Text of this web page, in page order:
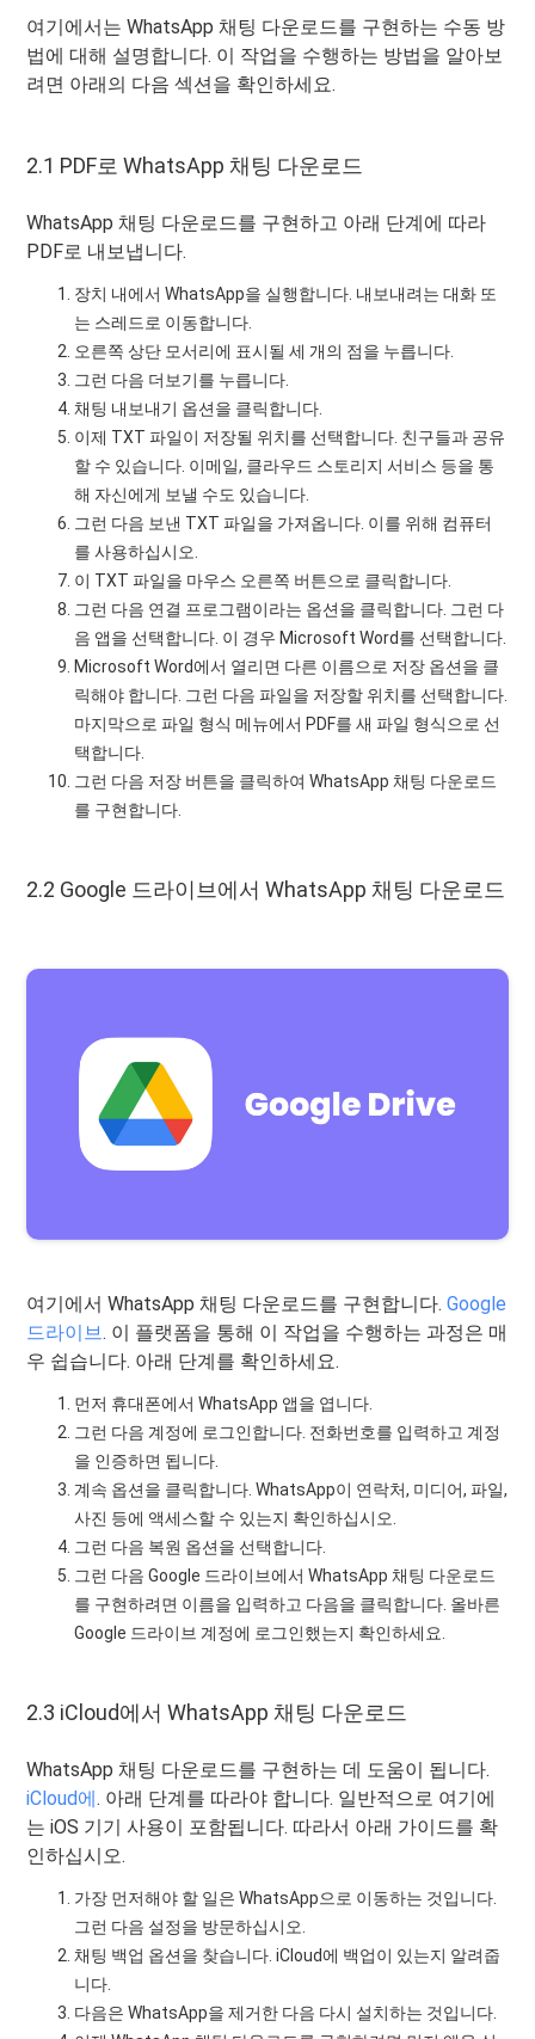
여기에서는 WhatsApp 채팅 다운로드를 구현하는 수동 방
법에 대해 설명합니다. 이 작업을 수행하는 방법을 알아보
려면 아래의 다음 섹션을 확인하세요.
2.1 PDF로 WhatsApp 채팅 다운로드
WhatsApp 채팅 다운로드를 구현하고 아래 단계에 따라
PDF로 내보냅니다.
장치 내에서 WhatsApp을 실행합니다. 내보내려는 대화 또
는 스레드로 이동합니다.
오른쪽 상단 모서리에 표시될 세 개의 점을 누릅니다.
그런 다음 더보기를 누릅니다.
채팅 내보내기 옵션을 클릭합니다.
이제 TXT 파일이 저장될 위치를 선택합니다. 친구들과 공유
할 수 있습니다. 이메일, 클라우드 스토리지 서비스 등을 통
해 자신에게 보낼 수도 있습니다.
그런 다음 보낸 TXT 파일을 가져옵니다. 이를 위해 컴퓨터
를 사용하십시오.
이 TXT 파일을 마우스 오른쪽 버튼으로 클릭합니다.
그런 다음 연결 프로그램이라는 옵션을 클릭합니다. 그런 다
음 앱을 선택합니다. 이 경우 Microsoft Word를 선택합니다.
Microsoft Word에서 열리면 다른 이름으로 저장 옵션을 클
릭해야 합니다. 그런 다음 파일을 저장할 위치를 선택합니다.
마지막으로 파일 형식 메뉴에서 PDF를 새 파일 형식으로 선
택합니다.
그런 다음 저장 버튼을 클릭하여 WhatsApp 채팅 다운로드
를 구현합니다.
2.2 Google 드라이브에서 WhatsApp 채팅 다운로드
여기에서 WhatsApp 채팅 다운로드를 구현합니다.Google
드라이브. 이 플랫폼을 통해 이 작업을 수행하는 과정은 매
우 쉽습니다. 아래 단계를 확인하세요.
먼저 휴대폰에서 WhatsApp 앱을 엽니다.
그런 다음 계정에 로그인합니다. 전화번호를 입력하고 계정
을 인증하면 됩니다.
계속 옵션을 클릭합니다. WhatsApp이 연락처, 미디어, 파일,
사진 등에 액세스할 수 있는지 확인하십시오.
그런 다음 복원 옵션을 선택합니다.
그런 다음 Google 드라이브에서 WhatsApp 채팅 다운로드
를 구현하려면 이름을 입력하고 다음을 클릭합니다. 올바른
Google 드라이브 계정에 로그인했는지 확인하세요.
2.3 iCloud에서 WhatsApp 채팅 다운로드
WhatsApp 채팅 다운로드를 구현하는 데 도움이 됩니다.
iCloud에. 아래 단계를 따라야 합니다. 일반적으로 여기에
는 iOS 기기 사용이 포함됩니다. 따라서 아래 가이드를 확
인하십시오.
가장 먼저해야 할 일은 WhatsApp으로 이동하는 것입니다.
그런 다음 설정을 방문하십시오.
채팅 백업 옵션을 찾습니다. iCloud에 백업이 있는지 알려줍
니다.
다음은 WhatsApp을 제거한 다음 다시 설치하는 것입니다.